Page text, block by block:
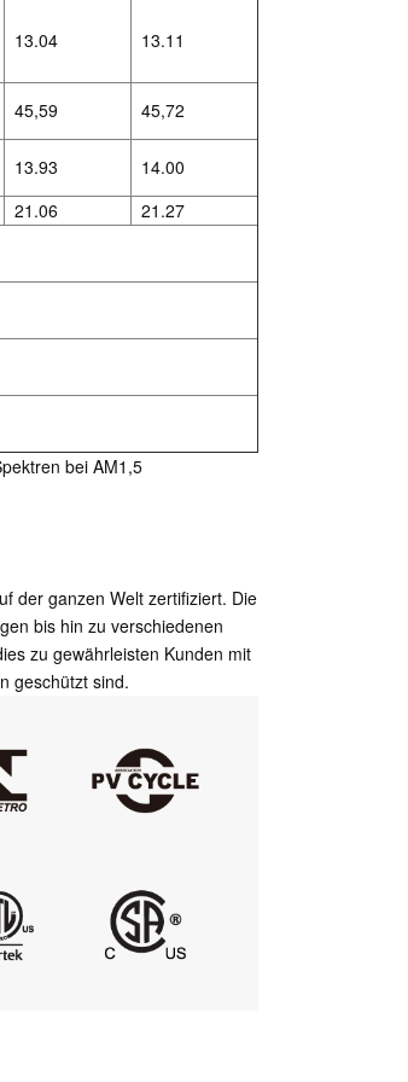
13.04 13.11
45,59
45,72
13.93
14.00
21.06
21.27
bei AM1,5
der ganzen Welt zertifiziert. Die
bis hin zu verschiedenen
zu gewährleisten Kunden mit
geschützt sind.